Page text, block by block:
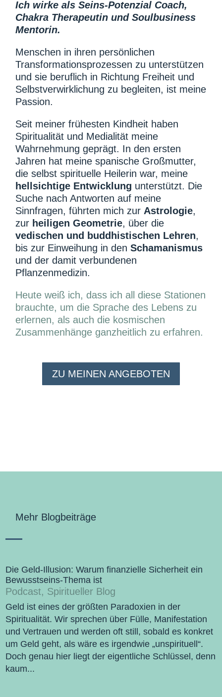
Ich wirke als Seins-Potenzial Coach,
Chakra Therapeutin und Soulbusiness
Mentorin.
Menschen in ihren persönlichen
Transformationsprozessen zu unterstützen
und sie beruflich in Richtung Freiheit und
Selbstverwirklichung zu begleiten, ist meine
Passion.
Seit meiner frühesten Kindheit haben
Spiritualität und Medialität meine
Wahrnehmung geprägt. In den ersten
Jahren hat meine spanische Großmutter,
die selbst spirituelle Heilerin war, meine
hellsichtige Entwicklung unterstützt. Die
Suche nach Antworten auf meine
Sinnfragen, führten mich zur Astrologie,
zur heiligen Geometrie, über die
vedischen und buddhistischen Lehren,
bis zur Einweihung in denSchamanismus
und der damit verbundenen
Pflanzenmedizin.
Heute weiß ich, dass ich all diese Stationen
brauchte, um die Sprache des Lebens zu
erlernen, als auch die kosmischen
Zusammenhänge ganzheitlich zu erfahren.
ZU MEINEN ANGEBOTEN
Mehr Blogbeiträge
Die Geld-Illusion: Warum finanzielle Sicherheit ein
Bewusstseins-Thema ist
Podcast, Spiritueller Blog
Geld ist eines der größten Paradoxien in der
Spiritualität. Wir sprechen über Fülle, Manifestation
und Vertrauen und werden oft still, sobald es konkret
um Geld geht, als wäre es irgendwie „unspirituell“.
Doch genau hier liegt der eigentliche Schlüssel, denn
kaum...